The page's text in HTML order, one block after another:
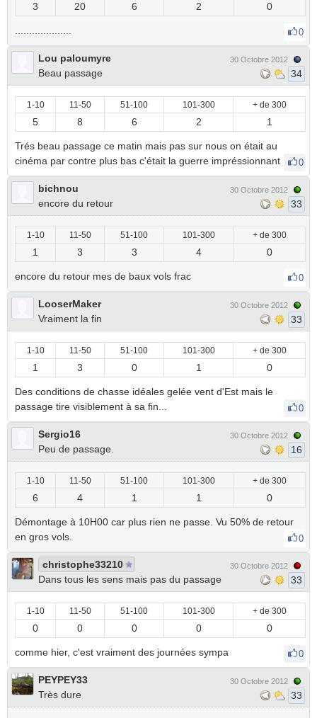
3 20 6 2 0
0
Lou paloumyre
Beau passage
30 Octobre 2012
34
1-10 11-50 51-100 101-300 + de 300
5 8 6 2 1
Trés beau passage ce matin mais pas sur nous on était au
cinéma par contre plus bas c'était la guerre impréssionnant
0
bichnou
encore du retour
30 Octobre 2012
33
1-10 11-50 51-100 101-300 + de 300
1 3 3 4 0
encore du retour mes de baux vols frac 0
LooserMaker
Vraiment la fin
30 Octobre 2012
33
1-10 11-50 51-100 101-300 + de 300
1 3 0 1 0
Des conditions de chasse idéales gelée vent d'Est mais le
passage tire visiblement à sa fin...
0
Sergio16
Peu de passage.
30 Octobre 2012
16
1-10 11-50 51-100 101-300 + de 300
6 4 1 1 0
Démontage à 10H00 car plus rien ne passe. Vu 50% de retour
en gros vols.
0
christophe33210
Dans tous les sens mais pas du passage
30 Octobre 2012
33
1-10 11-50 51-100 101-300 + de 300
0 0 0 0 0
comme hier, c'est vraiment des journées sympa 0
PEYPEY33
Très dure
30 Octobre 2012
33